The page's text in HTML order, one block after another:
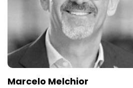
Marcelo Melchior